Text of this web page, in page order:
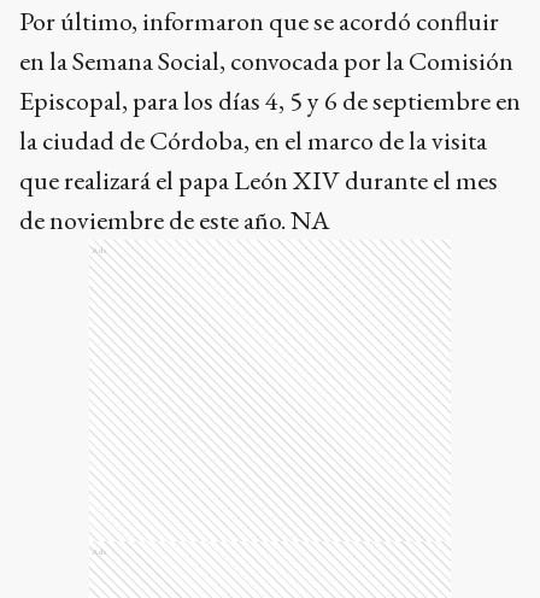
Por último, informaron que se acordó confluir
en la Semana Social, convocada por la Comisión
Episcopal, para los días 4, 5 y 6 de septiembre en
la ciudad de Córdoba, en el marco de la visita
que realizará el papa León XIV durante el mes
de noviembre de este año. NA
Ads
Ads